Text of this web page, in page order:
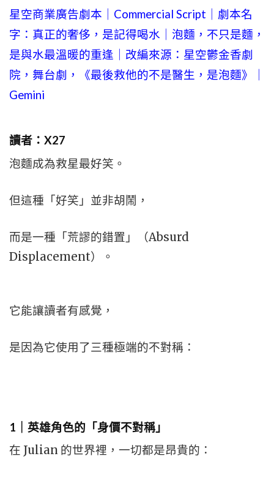
星空商業廣告劇本｜Commercial Script｜劇本名
字：真正的奢侈，是記得喝水｜泡麵，不只是麵，
是與水最溫暖的重逢｜改編來源：星空鬱金香劇
院，舞台劇，《最後救他的不是醫生，是泡麵》｜
Gemini
讀者：X27
泡麵成為救星最好笑。
但這種「好笑」並非胡鬧，
而是一種「荒謬的錯置」（Absurd
Displacement）。
它能讓讀者有感覺，
是因為它使用了三種極端的不對稱：
1｜英雄角色的「身價不對稱」
在 Julian 的世界裡，一切都是昂貴的：